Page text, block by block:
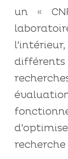
un «
recherche